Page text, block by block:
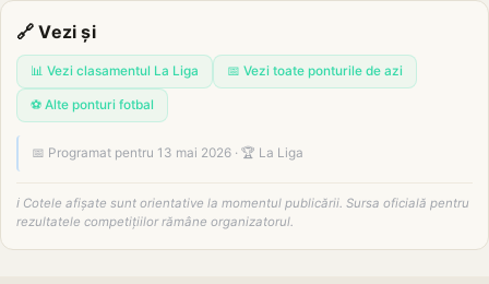
🔗 Vezi și
📊 Vezi clasamentul La Liga 📅 Vezi toate ponturile de azi
⚽ Alte ponturi fotbal
📅 Programat pentru 13 mai 2026 · 🏆 La Liga
ℹ️ Cotele afișate sunt orientative la momentul publicării. Sursa oficială pentru
rezultatele competițiilor rămâne organizatorul.